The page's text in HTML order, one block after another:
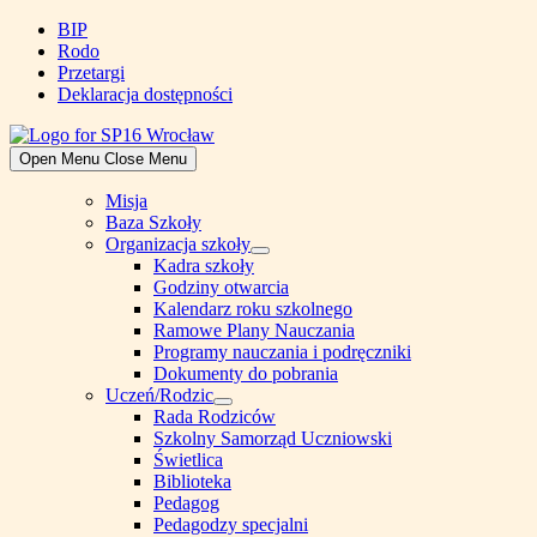
Skip
content
BIP
Rodo
Przetargi
Deklaracja dostępności
Open Menu Close Menu
Misja
Baza Szkoły
Organizacja szkoły
Show
sub
menu
Kadra szkoły
Godziny otwarcia
Kalendarz roku szkolnego
Ramowe Plany Nauczania
Programy nauczania i podręczniki
Dokumenty do pobrania
Uczeń/Rodzic
Show
sub
menu
Rada Rodziców
Szkolny Samorząd Uczniowski
Świetlica
Biblioteka
Pedagog
Pedagodzy specjalni